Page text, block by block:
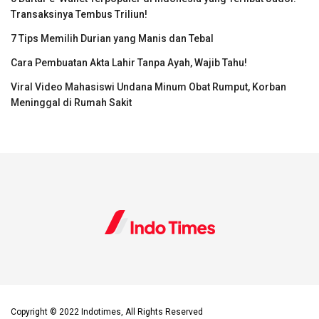
Transaksinya Tembus Triliun!
7 Tips Memilih Durian yang Manis dan Tebal
Cara Pembuatan Akta Lahir Tanpa Ayah, Wajib Tahu!
Viral Video Mahasiswi Undana Minum Obat Rumput, Korban
Meninggal di Rumah Sakit
Copyright © 2022 Indotimes, All Rights Reserved